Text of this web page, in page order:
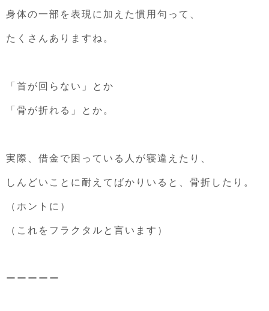
身体の一部を表現に加えた慣用句って、
たくさんありますね。
「首が回らない」とか
「骨が折れる」とか。
実際、借金で困っている人が寝違えたり、
しんどいことに耐えてばかりいると、骨折したり。
（ホントに）
（これをフラクタルと言います）
ーーーーー